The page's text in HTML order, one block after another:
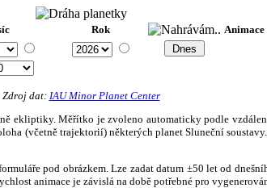
Rok Animace
Zdroj dat: IAU Minor Planet Center
ekliptiky. Měřítko je zvoleno automaticky podle
(včetně trajektorií) některých planet Sluneční
pod obrázkem. Lze zadat datum ±50 let od
animace je závislá na době potřebné pro